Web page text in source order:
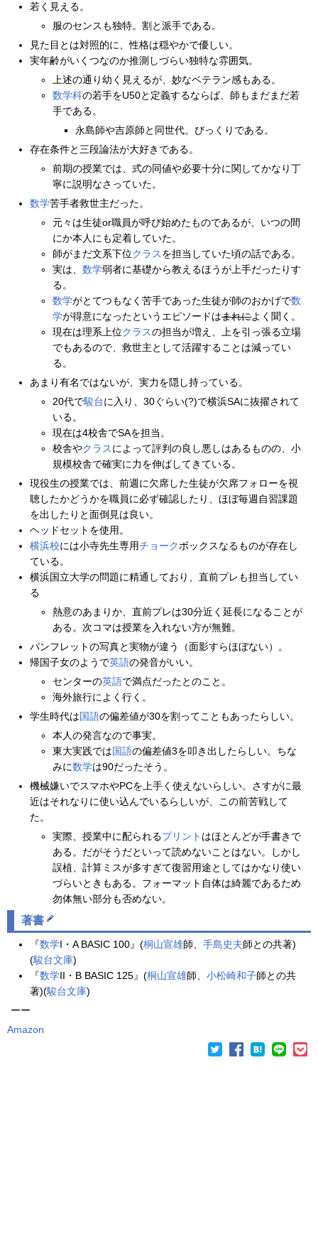
若く見える。
服のセンスも独特。割と派手である。
見た目とは対照的に、性格は穏やかで優しい。
実年齢がいくつなのか推測しづらい独特な雰囲気。
上述の通り幼く見えるが、妙なベテラン感もある。
数学科の若手をU50と定義するならば、師もまだまだ若
手である。
永島師や吉原師と同世代。びっくりである。
存在条件と三段論法が大好きである。
前期の授業では、式の同値や必要十分に関してかなり丁
寧に説明なさっていた。
数学苦手者救世主だった。
元々は生徒or職員が呼び始めたものであるが、いつの間
にか本人にも定着していた。
師がまだ文系下位クラスを担当していた頃の話である。
実は、 数学弱者に基礎から教えるほうが上手だったりす
る。
数学がとてつもなく苦手であった生徒が師のおかげで数
学が得意になったというエピソードはまれによく聞く。
現在は理系上位クラスの担当が増え、上を引っ張る立場
でもあるので、救世主として活躍することは減ってい
る。
あまり有名ではないが、実力を隠し持っている。
20代で駿台に入り、30ぐらい(?)で横浜SAに抜擢されて
いる。
現在は4校舎でSAを担当。
校舎やクラスによって評判の良し悪しはあるものの、小
規模校舎で確実に力を伸ばしてきている。
現役生の授業では、前週に欠席した生徒が欠席フォローを視
聴したかどうかを職員に必ず確認したり、ほぼ毎週自習課題
を出したりと面倒見は良い。
ヘッドセットを使用。
横浜校には小寺先生専用チョークボックスなるものが存在し
ている。
横浜国立大学の問題に精通しており、直前プレも担当してい
る
熱意のあまりか、直前プレは30分近く延長になることが
ある。次コマは授業を入れない方が無難。
パンフレットの写真と実物が違う（面影すらほぼない）。
帰国子女のようで英語の発音がいい。
センターの英語で満点だったとのこと。
海外旅行によく行く。
学生時代は国語の偏差値が30を割ってこともあったらしい。
本人の発言なので事実。
東大実践では国語の偏差値3を叩き出したらしい。ちな
みに数学は90だったそう。
機械嫌いでスマホやPCを上手く使えないらしい。さすがに最
近はそれなりに使い込んでいるらしいが、この前苦戦して
た。
実際、授業中に配られるプリント はほとんどが手書きで
ある。だがそうだといって読めないことはない。しかし
誤植、計算ミスが多すぎて復習用途としてはかなり使い
づらいときもある。フォーマット自体は綺麗であるため
勿体無い部分も否めない。
著書
『数学I・A BASIC 100』(桐山宣雄師、 手島史夫師との共著)
(駿台文庫)
『数学II・B BASIC 125』(桐山宣雄師、 小松崎和子師との共
著)(駿台文庫)
ーー
Amazon